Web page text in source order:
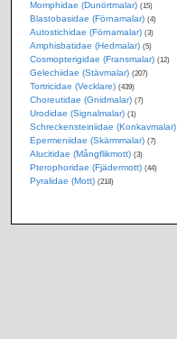
Momphidae (Dunörtmalar) (15)
Blastobasidae (Förnamalar) (4)
Autostichidae (Förnamalar) (3)
Amphisbatidae (Hedmalar) (5)
Cosmopterigidae (Fransmalar) (12)
Gelechiidae (Stävmalar) (207)
Tortricidae (Vecklare) (439)
Choreutidae (Gnidmalar) (7)
Urodidae (Signalmalar) (1)
Schreckensteiniidae (Konkavmalar)
Epermeniidae (Skärmmalar) (7)
Alucitidae (Mångflikmott) (3)
Pterophoridae (Fjädermott) (44)
Pyralidae (Mott) (218)